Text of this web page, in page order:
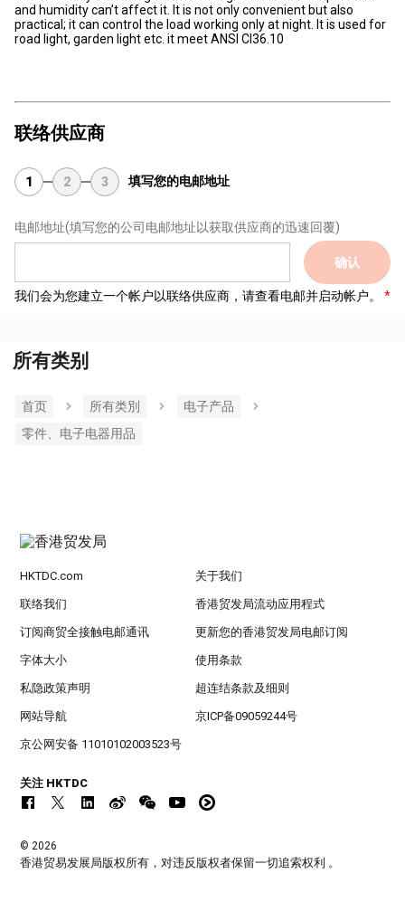
and humidity can’t affect it. It is not only convenient but also
practical; it can control the load working only at night. It is used for
road light, garden light etc. it meet ANSI CI36.10
联络供应商
1 2 3 填写您的电邮地址
电邮地址(填写您的公司电邮地址以获取供应商的迅速回覆)
确认
我们会为您建立一个帐户以联络供应商，请查看电邮并启动帐户。
所有类别
首页 所有类別
电子产品
零件、电子电器用品
HKTDC.com 关于我们
联络我们 香港贸发局流动应用程式
订阅商贸全接触电邮通讯 更新您的香港贸发局电邮订阅
字体大小 使用条款
私隐政策声明 超连结条款及细则
网站导航 京ICP备09059244号
京公网安备 11010102003523号
关注 HKTDC
© 2026
香港贸易发展局版权所有，对违反版权者保留一切追索权利 。